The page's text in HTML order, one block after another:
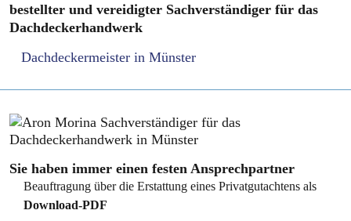
bestellter und vereidigter Sachverständiger für das
Dachdeckerhandwerk
Dachdeckermeister in Münster
Sie haben immer einen festen Ansprechpartner
Beauftragung über die Erstattung eines Privatgutachtens als
Download-PDF